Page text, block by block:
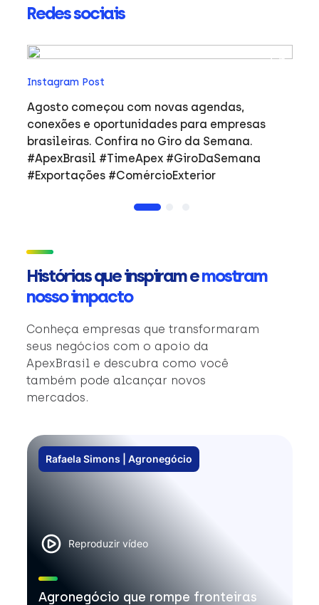
Redes sociais
Instagram Post
Agosto começou com novas agendas,
conexões e oportunidades para empresas
brasileiras. Confira no Giro da Semana.
#ApexBrasil #TimeApex #GiroDaSemana
#Exportações #ComércioExterior
Histórias que inspiram emostram
nosso impacto
Conheça empresas que transformaram
seus negócios com o apoio da
ApexBrasil e descubra como você
também pode alcançar novos
mercados.
Rafaela Simons | Agronegócio
Reproduzir vídeo
Agronegócio que rompe fronteiras